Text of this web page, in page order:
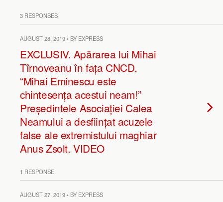
3 RESPONSES
AUGUST 28, 2019 • BY EXPRESS
EXCLUSIV. Apărarea lui Mihai
Tîrnoveanu în fața CNCD.
“Mihai Eminescu este
chintesența acestui neam!”
Președintele Asociației Calea
Neamului a desființat acuzele
false ale extremistului maghiar
Anus Zsolt. VIDEO
1 RESPONSE
AUGUST 27, 2019 • BY EXPRESS